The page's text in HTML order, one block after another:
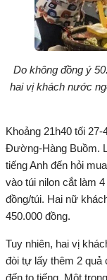
Do không đồng ý
hai vị khách nước
Khoảng 21h40 tối
Đường-Hàng Buồm.
tiếng Anh đến hỏi
vào túi nilon cắt làm
đồng/túi. Hai nữ
450.000 đồng.
Tuy nhiên, hai vị
đòi tự lấy thêm 2 quả
đến to tiếng. Một